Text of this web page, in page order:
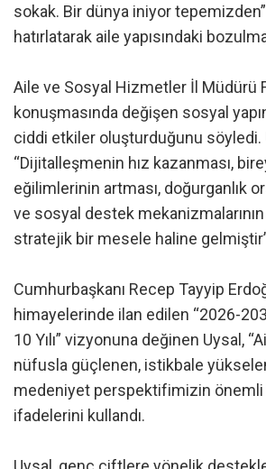
sokak. Bir dünya iniyor
hatırlatarak aile yapısındaki
Aile ve Sosyal Hizmetler İl Müdürü
konuşmasında değişen sosyal
ciddi etkiler oluşturduğunu söyledi.
“Dijitalleşmenin hız kazanması,
eğilimlerinin artması, doğurganlık
ve sosyal destek mekanizmalarının
stratejik bir mesele haline
Cumhurbaşkanı Recep Tayyip
himayelerinde ilan edilen “2026-
10 Yılı” vizyonuna değinen Uysal,
nüfusla güçlenen, istikbale
medeniyet perspektifimizin önemli
ifadelerini kullandı.